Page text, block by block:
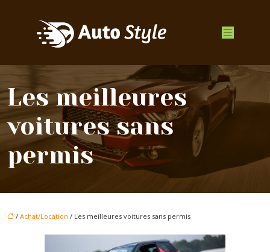
Les meilleures
voitures sans
permis
/ Achat/Location / Les meilleures voitures sans permis